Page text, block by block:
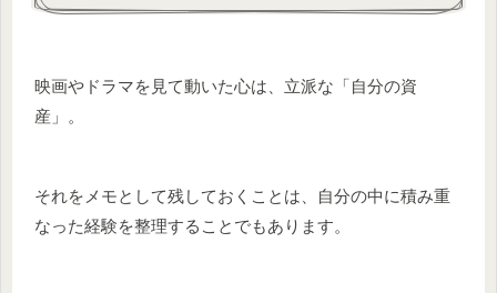
映画やドラマを見て動いた心は、立派な「自分の資
産」。
それをメモとして残しておくことは、自分の中に積み重
なった経験を整理することでもあります。